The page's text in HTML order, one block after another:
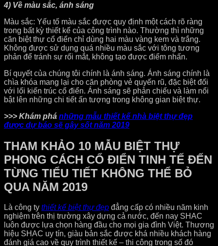
4) Về màu sắc, ánh sáng
Màu sắc: Yếu tố màu sắc được quy định một cách rõ ràng
trong bất kỳ thiết kế của công trình nào. Thường thì những
căn biệt thự cổ điển chỉ dùng hai màu vàng kem và trắng.
Không được sử dụng quá nhiều màu sắc với tông tương
phản để tránh sự rối mắt, không tạo được điểm nhấn.
Bí quyết của chúng tôi chính là ánh sáng. Ánh sáng chính là
chìa khóa mang lại cho căn phòng vẻ quyến rũ, đặc biệt đối
với lối kiến trúc cổ điển. Ánh sáng sẽ phản chiếu và làm nổi
bật lên những chi tiết ấn tượng trong không gian biệt thự.
>>> Khám phá những mẫu thiết kế nhà biệt thự đẹp
được dự báo sẽ gây sốt năm 2019
THAM KHẢO 10 MẪU BIỆT THỰ
PHONG CÁCH CỔ ĐIỂN TINH TẾ ĐẾN
TỪNG TIỂU TIẾT KHÔNG THỂ BỎ
QUA NĂM 2019
Là công ty thiết kế biệt thự đẹp đẳng cấp có nhiều năm kinh
nghiệm trên thị trường xây dựng cả nước, đến nay SHAC
luôn được lựa chọn hàng đầu cho mọi gia đình Việt. Thương
hiệu SHAC uy tín, giàu bản sắc được khá nhiều khách hàng
đánh giá cao về quy trình thiết kế – thi công trong số đó